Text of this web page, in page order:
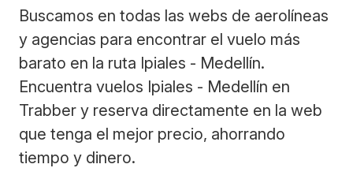
Buscamos en todas las webs de aerolíneas
y agencias para encontrar el vuelo más
barato en la ruta Ipiales - Medellín.
Encuentra vuelos Ipiales - Medellín en
Trabber y reserva directamente en la web
que tenga el mejor precio, ahorrando
tiempo y dinero.